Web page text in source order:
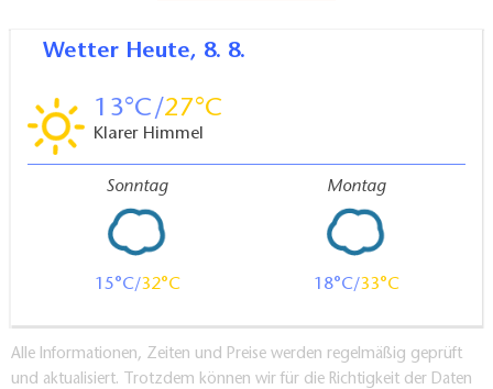
Wetter Heute, 8. 8.
13 27
Klarer Himmel
Sonntag
15 32
Montag
18 33
Alle Informationen, Zeiten und Preise werden regelmäßig geprüft
und aktualisiert. Trotzdem können wir für die Richtigkeit der Daten